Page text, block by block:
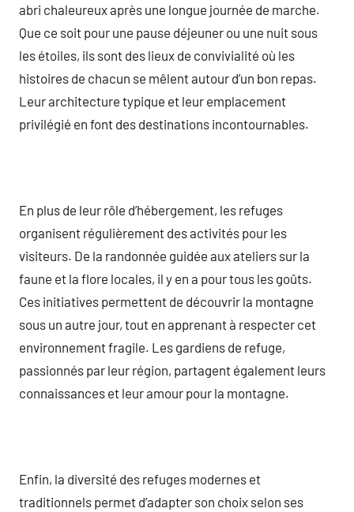
abri chaleureux après une longue journée de marche.
Que ce soit pour une pause déjeuner ou une nuit sous
les étoiles, ils sont des lieux de convivialité où les
histoires de chacun se mêlent autour d’un bon repas.
Leur architecture typique et leur emplacement
privilégié en font des destinations incontournables.
En plus de leur rôle d’hébergement, les refuges
organisent régulièrement des activités pour les
visiteurs. De la randonnée guidée aux ateliers sur la
faune et la flore locales, il y en a pour tous les goûts.
Ces initiatives permettent de découvrir la montagne
sous un autre jour, tout en apprenant à respecter cet
environnement fragile. Les gardiens de refuge,
passionnés par leur région, partagent également leurs
connaissances et leur amour pour la montagne.
Enfin, la diversité des refuges modernes et
traditionnels permet d’adapter son choix selon ses